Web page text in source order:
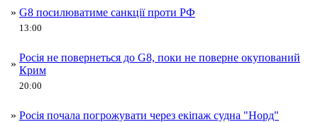
» G8 посилюватиме санкції проти РФ
13:00
»
Росія не повернеться до G8, поки не поверне окупований
Крим
20:00
» Росія почала погрожувати через екіпаж судна "Норд"